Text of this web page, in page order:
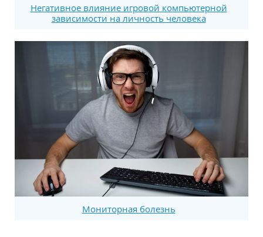
Негативное влияние игровой компьютерной
зависимости на личность человека
Мониторная болезнь